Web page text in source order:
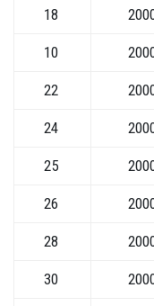
18
10
22
24
25
26
28
30